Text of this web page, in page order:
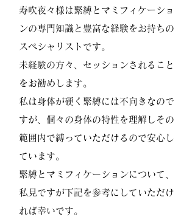
寿吹夜々様は緊縛とマミフィケーショ
ンの専門知識と豊富な経験をお持ちの
スペシャリストです。
未経験の方々、セッションされること
をお勧めします。
私は身体が硬く緊縛には不向きなので
すが、個々の身体の特性を理解しその
範囲内で縛っていただけるので安心し
ています。
緊縛とマミフィケーションについて、
私見ですが下記を参考にしていただけ
れば幸いです。